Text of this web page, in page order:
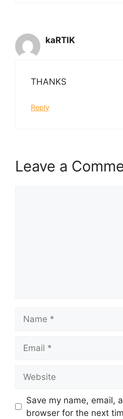
kaRTIK
THANKS
Reply
Leave a
Save my name, email,
browser for the next